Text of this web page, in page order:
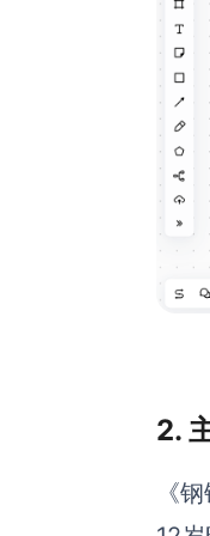
2.
《